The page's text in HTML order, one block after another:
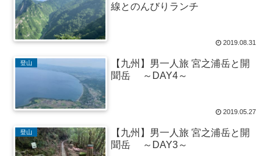
線とのんびりランチ
2019.08.31
登山
【九州】男一人旅 宮之浦岳と開
聞岳 ～DAY4～
2019.05.27
登山
【九州】男一人旅 宮之浦岳と開
聞岳 ～DAY3～